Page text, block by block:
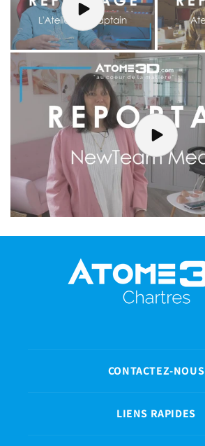
CONTACTEZ-NOUS
LIENS RAPIDES